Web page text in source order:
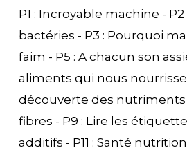
P1 : Incroyable machine -
bactéries - P3 : Pourquoi
faim - P5 : A chacun son
aliments qui nous
découverte des nutriments
fibres - P9 : Lire les
additifs - P11 : Santé nutrition